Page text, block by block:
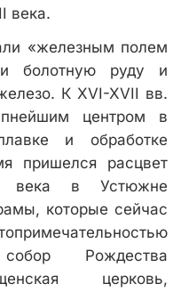
века.
«железным полем
болотную руду и
К XVI-XVII вв.
центром в
и обработке
пришелся расцвет
века в Устюжне
которые сейчас
Рождества
церковь,